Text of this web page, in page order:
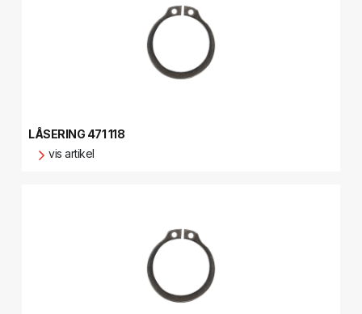
LÅSERING 471 118
vis artikel